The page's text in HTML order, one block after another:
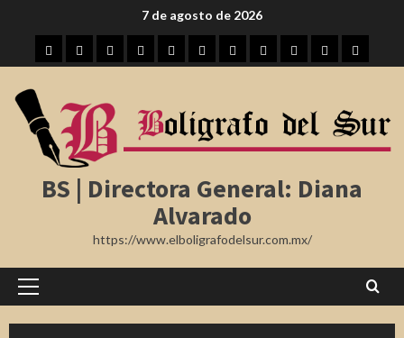
contenido
7 de agosto de 2026
InicioTampicoMaderoAltamiraTamaulipas
RegiónNota MéxicoInternacional
Farándula
BS | Directora General: Diana
Alvarado
https://www.elboligrafodelsur.com.mx/
Menú